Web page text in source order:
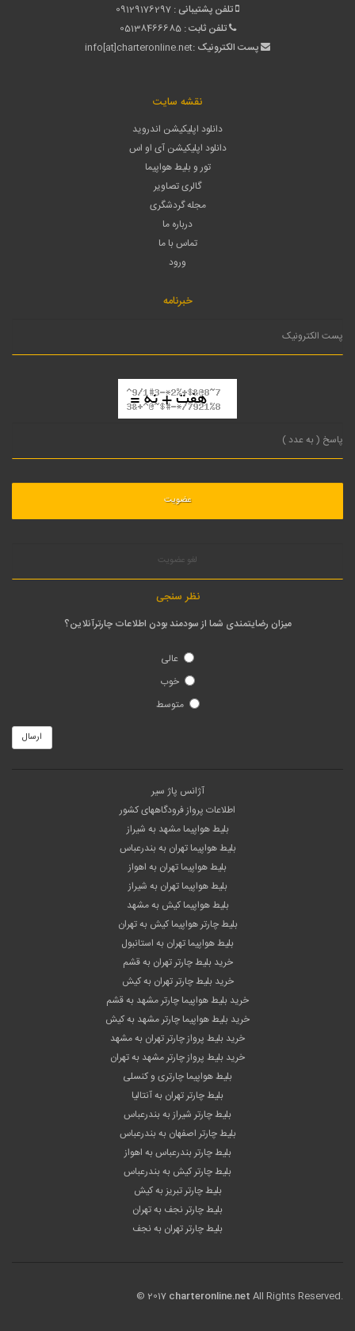
تلفن پشتیبانی : 09129176297
تلفن ثابت : 05138466685
پست الکترونیک :info[at]charteronline.net
نقشه سایت
دانلود اپلیکیشن اندروید
دانلود اپلیکیشن آی او اس
تور و بلیط هواپیما
گالری تصاویر
مجله گردشگری
درباره ما
تماس با ما
ورود
خبرنامه
لغو عضویت
نظر سنجی
میزان رضایتمندی شما از سودمند بودن اطلاعات چارترآنلاین؟
عالی
خوب
متوسط
ارسال
آژانس پاژ سیر
اطلاعات پرواز فرودگاههای کشور
بلیط هواپیما مشهد به شیراز
بلیط هواپیما تهران به بندرعباس
بلیط هواپیما تهران به اهواز
بلیط هواپیما تهران به شیراز
بلیط هواپیما کیش به مشهد
بلیط چارتر هواپیما کیش به تهران
بلیط هواپیما تهران به استانبول
خرید بلیط چارتر تهران به قشم
خرید بلیط چارتر تهران به کیش
خرید بلیط هواپیما چارتر مشهد به قشم
خرید بلیط هواپیما چارتر مشهد به کیش
خرید بلیط پرواز چارتر تهران به مشهد
خرید بلیط پرواز چارتر مشهد به تهران
بلیط هواپیما چارتری و کنسلی
بلیط چارتر تهران به آنتالیا
بلیط چارتر شیراز به بندرعباس
بلیط چارتر اصفهان به بندرعباس
بلیط چارتر بندرعباس به اهواز
بلیط چارتر کیش به بندرعباس
بلیط چارتر تبریز به کیش
بلیط چارتر نجف به تهران
بلیط چارتر تهران به نجف
© 2017 charteronline.net All Rights Reserved.